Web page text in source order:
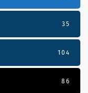
35
104
86